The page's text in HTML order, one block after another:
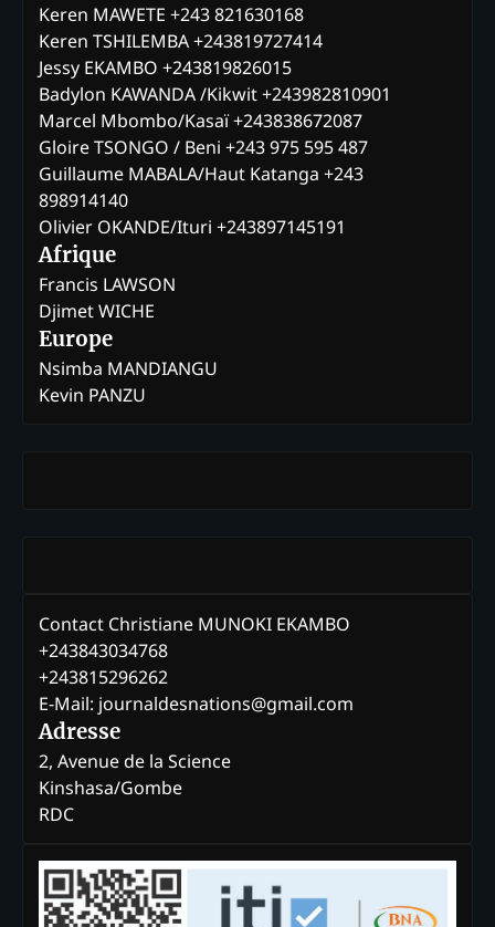
Keren MAWETE +243 821630168
Keren TSHILEMBA +243819727414
Jessy EKAMBO +243819826015
Badylon KAWANDA /Kikwit +243982810901
Marcel Mbombo/Kasaï +243838672087
Gloire TSONGO / Beni +243 975 595 487
Guillaume MABALA/Haut Katanga +243
898914140
Olivier OKANDE/Ituri +243897145191
Afrique
Francis LAWSON
Djimet WICHE
Europe
Nsimba MANDIANGU
Kevin PANZU
Contact Christiane MUNOKI EKAMBO
+243843034768
+243815296262
E-Mail: journaldesnations@gmail.com
Adresse
2, Avenue de la Science
Kinshasa/Gombe
RDC